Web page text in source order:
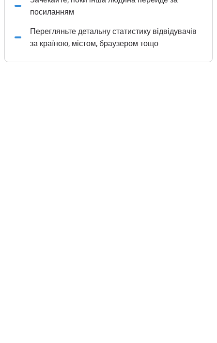
посиланням
Перегляньте детальну статистику відвідувачів
за країною, містом, браузером тощо